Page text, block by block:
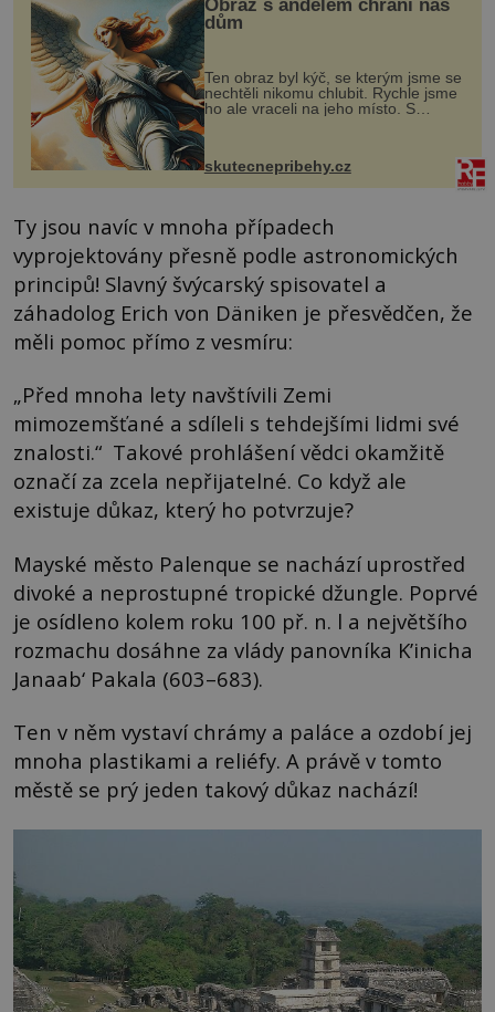
Obraz s andělem chrání náš
dům
Ten obraz byl kýč, se kterým jsme se
nechtěli nikomu chlubit. Rychle jsme
ho ale vraceli na jeho místo. S
manželem Vaškem jsme si pořídili
chaloupku, takový domek na severu
Čech, kde jsme si naplánova...
skutecnepribehy.cz
Ty jsou navíc v mnoha případech
vyprojektovány přesně podle astronomických
principů! Slavný švýcarský spisovatel a
záhadolog Erich von Däniken je přesvědčen, že
měli pomoc přímo z vesmíru:
„Před mnoha lety navštívili Zemi
mimozemšťané a sdíleli s tehdejšími lidmi své
znalosti.“ Takové prohlášení vědci okamžitě
označí za zcela nepřijatelné. Co když ale
existuje důkaz, který ho potvrzuje?
Mayské město Palenque se nachází uprostřed
divoké a neprostupné tropické džungle. Poprvé
je osídleno kolem roku 100 př. n. l a největšího
rozmachu dosáhne za vlády panovníka K’inicha
Janaab‘ Pakala (603–683).
Ten v něm vystaví chrámy a paláce a ozdobí jej
mnoha plastikami a reliéfy. A právě v tomto
městě se prý jeden takový důkaz nachází!